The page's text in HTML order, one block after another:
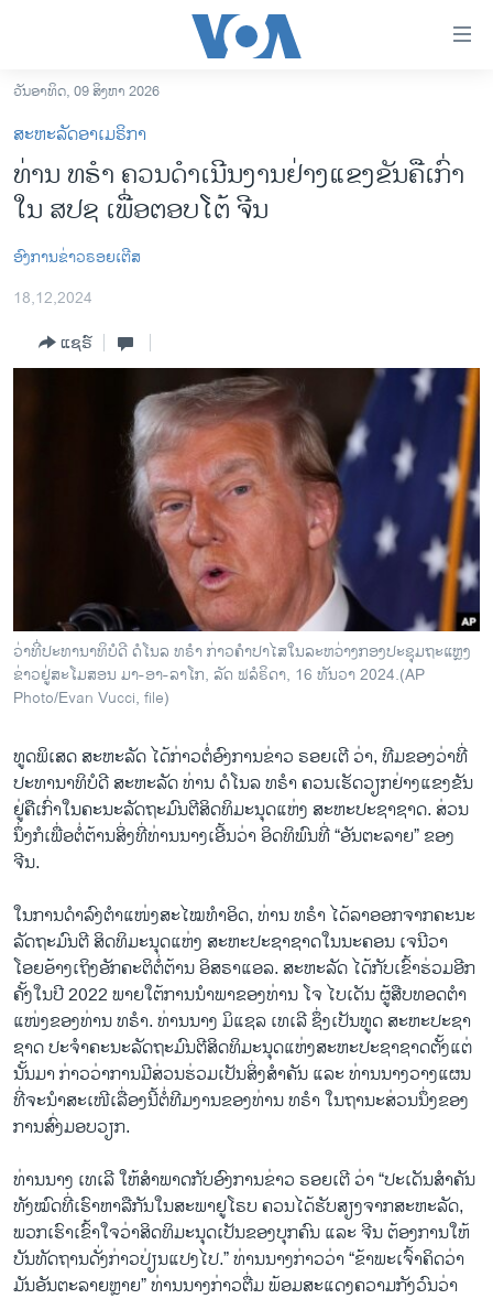
ເຂົ້າ
ຫາ
ຂ້າມ
ຂ້າມ
ຂ້າມ
ຫາ
ຊອກ
ຄົ້ນ
ລາວ
ອາເມຣິກາ
ຂ່າວ​ຈີນ
ໂລກ
ເອເຊຍ
ອິດສະຫຼະພາບດ້ານການຂ່າວ
ວິທະຍາສາດ-ເທັກໂນໂລຈີ
ວີດີໂອ
ສຽງ
ລາຍການກະຈາຍສຽງ
ລາຍງານ
ພາສາຕ່າງໆ
ວັນອາທິດ, 09 ສິງຫາ 2026
ສະຫະລັດອາເມຣິກາ
ທ່ານ ທຣຳ ຄວນດຳເນີນງານຢ່າງແຂງຂັນຄືເກົ່າ
ໃນ ສປຊ ເພື່ອຕອບໂຕ້ ຈີນ
ອົງການຂ່າວຣອຍເຕີສ
18,12,2024
ແຊຣ໌
ວ່າ​ທີ່​ປະ​ທາ​ນາ​ທິ​ບໍ​ດີ ດໍ​ໂນ​ລ ທ​ຣຳ ກ່າວ​ຄຳ​ປາ​ໄສ​ໃນ​ລະ​ຫວ່າງກອງ​ປະ​ຊຸມ​ຖະ​ແຫຼງ​
ຂ່າວ​ຢູ່​ສະ​ໂມ​ສອນ ມາ-ອາ-ລ​າ​ໂກ, ລັດ ຟ​ລໍ​ຣິ​ດາ, 16 ທັນ​ວາ 2024.(AP
Photo/Evan Vucci, file)
ທູດ​ພິ​ເສດ ສະ​ຫະ​ລັດ ໄດ້​ກ່າວ​ຕໍ່​ອົງ​ການ​ຂ່າວ ຣອຍ​ເຕີ​ ວ່າ, ທີ​ມ​ຂອງວ່າ​ທີ່​
ປະ​ທາ​ນາ​ທິ​ບໍ​ດີ ສະ​ຫະ​ລັດ ທ່ານ ດໍ​ໂນ​ລ ທ​ຣຳ ຄວນ​ເຮັດ​ວຽກ​ຢ່າງ​ແຂງ​ຂັນ​
ຢູ່​ຄື​ເກົ່າໃນ​ຄະ​ນະ​ລັດ​ຖະ​ມົນ​ຕີ​ສິດ​ທິ​ມະ​ນຸດ​ແຫ່ງ ສະ​ຫະ​ປະ​ຊາ​ຊາດ. ສ່ວນ​
ນຶ່ງ​ກໍ​ເພື່ອ​ຕໍ່​ຕ້ານ​ສິ່ງ​ທີ່​ທ່ານ​ນາງ​ເອີ້ນ​ວ່າ ອິດ​ທິ​ພົນທີ່ “ອັນ​ຕະ​ລາຍ” ຂອງ
ຈີນ.
ໃນ​ການ​ດຳ​ລົງ​ຕຳ​ແໜ່ງ​ສະ​ໄໝທຳ​ອິດ, ທ່ານ ທ​ຣຳ ໄດ້​ລາ​ອອກ​ຈາກ​ຄະ​ນະ​
ລັດ​ຖະ​ມົນ​ຕີ ສິດ​ທິມະ​ນຸດ​ແຫ່ງ ສະ​ຫະ​ປະ​ຊາ​ຊາດ​ໃນ​ນະ​ຄອນ ເຈ​ນີ​ວາ
ໂອຍ​ອ້າງ​ເຖິງ​ອັກ​ຄະ​ຕິ​ຕໍ່​ຕ້ານ ອິ​ສ​ຣາ​ແອ​ລ. ສະ​ຫະ​ລັດ ໄດ້​ກັບ​ເຂົ້າ​ຮ່ວມ​ອີກ​
ຄັ້ງ​ໃນ​ປີ 2022 ພ​າຍ​ໃຕ້​ການ​ນຳ​ພາ​ຂອງ​ທ່ານ ໂຈ ໄບ​ເດັນ ຜູ້​ສືບ​ທອດ​ຕຳ​
ແໜ່ງ​ຂອງ​ທ່ານ ທ​ຣຳ. ທ່ານນາງ ມິ​ແຊ​ລ ເທ​ເລີ ຊຶ່ງ​ເປັນ​ທູດ ສະ​ຫະ​ປະ​ຊາ​
ຊາດ ປະ​ຈຳ​ຄະ​ນະ​ລັດ​ຖະ​ມົນ​ຕີ​ສິດ​ທິ​ມະ​ນຸດ​ແຫ່ງ​ສ​ະ​ຫະ​ປະ​ຊາ​ຊາດ​ຕັ້ງ​ແຕ່​
ນັ້ນ​ມາ ກ່າວ​ວ່າ​ການ​ມີ​ສ່ວນ​ຮ່ວມ​ເປັນ​ສິ່ງ​ສຳ​ຄັນ ແລະ ທ່ານ​ນາງວາງ​ແຜນ​
ທີ່​ຈະ​ນຳ​ສະ​ເໜີ​ເລື່ອງນີ້​ຕໍ່​ທີມ​ງານ​ຂອງ​ທ່ານ ທ​ຣຳ ໃນ​ຖາ​ນະ​ສ່ວນ​ນຶ່ງ​ຂອງ​
ການ​ສົ່ງ​ມອບ​ວຽກ.
ທ່ານ​ນາງ ເທ​ເລີ ໃຫ້​ສຳ​ພາດ​ກັບ​ອົງ​ການ​ຂ່າວ ຣອ​ຍ​ເຕີ ວ່າ “ປະ​ເດັນ​ສຳ​ຄັນ​
ທັງ​ໝົດ​ທີ່​ເຮົາ​ຫາ​ລື​ກັນ​ໃນ​ສະ​ພາ​ຢູ​ໂຣບ ຄວນ​ໄດ້​ຮັບ​ສຽງ​ຈາກ​ສະ​ຫະ​ລັດ,
ພວກ​ເຮົາ​ເຂົ້າ​ໃຈ​ວ່າ​ສິດ​ທິ​ມະ​ນຸດ​ເປັນ​ຂອງ​ບຸກ​ຄົນ ແລະ ຈີນ ຕ້ອງ​ການ​ໃຫ້​
ບັນ​ທັດ​ຖານ​ດັ່ງ​ກ່າວ​ປ່ຽນ​ແປງ​ໄປ.” ທ່ານ​ນາງ​ກ່າວ​ວ່າ “ຂ້າ​ພະ​ເຈົ້າ​ຄິດ​ວ່າ​
ມັນ​ອັນ​ຕະ​ລາຍຫຼາຍ” ທ່ານ​ນາງ​ກ່າວ​ຕື່ມ ພ້ອມ​ສະ​ແດງ​ຄວາ​ມ​ກັງ​ວົນ​ວ່າ